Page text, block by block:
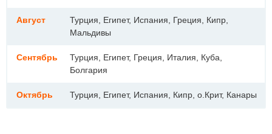
Август
Турция, Египет, Испания, Греция, Кипр,
Мальдивы
Сентябрь
Турция, Египет, Греция, Италия, Куба,
Болгария
Октябрь Турция, Египет, Испания, Кипр, о.Крит, Канары